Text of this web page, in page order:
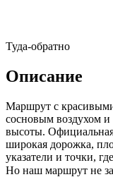
Туда-обратно
Описание
Маршрут с
сосновым воздухом
высоты. Официальная
широкая дорожка,
указатели и точки,
Но наш маршрут не